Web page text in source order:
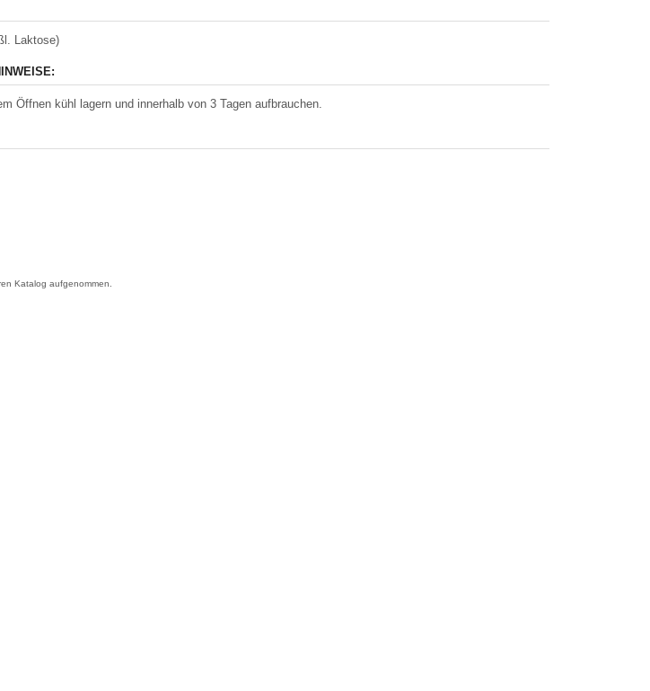
Laktose)
Öffnen kühl lagern und innerhalb von 3 Tagen aufbrauchen.
Katalog aufgenommen.